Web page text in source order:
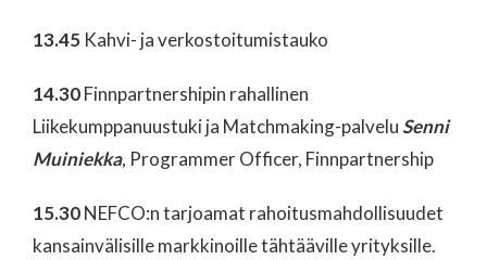
13.45 Kahvi- ja verkostoitumistauko
14.30Finnpartnershipin rahallinen
Liikekumppanuustuki ja Matchmaking-palvelu Senni
Muiniekka, Programmer Officer, Finnpartnership
15.30NEFCO:n tarjoamat rahoitusmahdollisuudet
kansainvälisille markkinoille tähtääville yrityksille.